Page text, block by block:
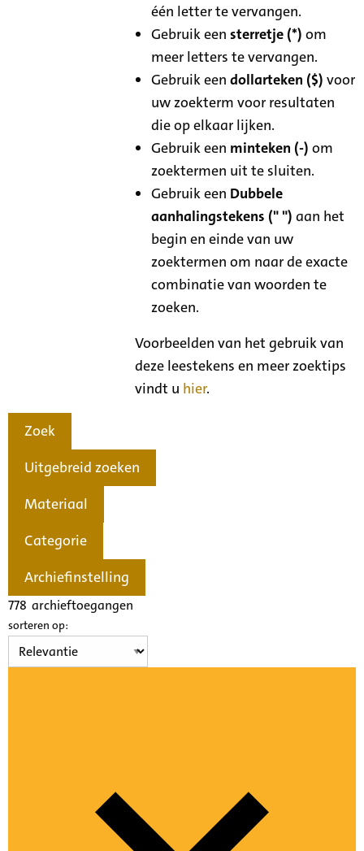
één letter te vervangen.
Gebruik eensterretje (*) om
meer letters te vervangen.
Gebruik eendollarteken ($) voor
uw zoekterm voor resultaten
die op elkaar lijken.
Gebruik een minteken (-) om
zoektermen uit te sluiten.
Gebruik een Dubbele
aanhalingstekens (" ") aan het
begin en einde van uw
zoektermen om naar de exacte
combinatie van woorden te
zoeken.
Voorbeelden van het gebruik van
deze leestekens en meer zoektips
vindt u hier.
Zoek
Uitgebreid zoeken
Materiaal
Categorie
Archiefinstelling
778 archieftoegangen
sorteren op: